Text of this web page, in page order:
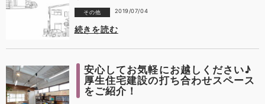
その他 2019/07/04
続きを読む
安心してお気軽にお越しください♪
厚生住宅建設の打ち合わせスペース
をご紹介！